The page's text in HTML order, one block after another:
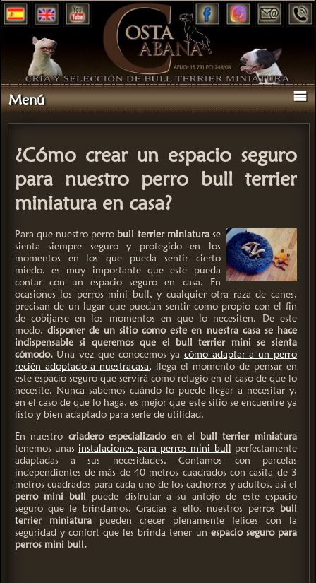
Menú
¿Cómo crear un espacio seguro
para nuestro perro bull terrier
miniatura en casa?
Para que nuestro perrobull terrier miniaturase
sienta siempre seguro y protegido en los
momentos en los que pueda sentir cierto
miedo, es muy importante que este pueda
contar con un espacio seguro en casa. En
ocasiones los perros mini bull, y cualquier otra raza de canes,
precisan de un lugar que puedan sentir como propio con el fin
de cobijarse en los momentos en que lo necesiten. De este
modo, disponer de un sitio como este en nuestra casa se hace
indispensable si queremos que el bull terrier mini se sienta
cómodo.Una vez que conocemos ya cómo adaptar a un perro
recién adoptado a nuestracasa, llega el momento de pensar en
este espacio seguro que servirá como refugio en el caso de que lo
necesite. Nunca sabemos cuándo lo puede llegar a necesitar y,
en el caso de que lo haga, es mejor que este sitio se encuentre ya
listo y bien adaptado para serle de utilidad.
En nuestro criadero especializado en el bull terrier miniatura
tenemos unas instalaciones para perros mini bull perfectamente
adaptadas a sus necesidades. Contamos con parcelas
independientes de más de 40 metros cuadrados con casita de 3
metros cuadrados para cada uno de los cachorros y adultos, así el
perro mini bull puede disfrutar a su antojo de este espacio
seguro que le brindamos. Gracias a ello, nuestros perros bull
terrier miniaturapueden crecer plenamente felices con la
seguridad y confort que les brinda tener un espacio seguro para
perros mini bull.